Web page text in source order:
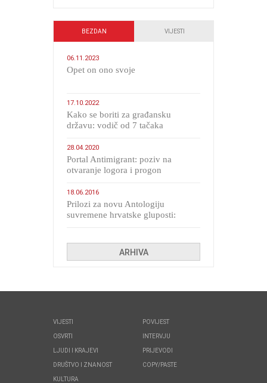
BEZDAN VIJESTI
06.11.2023
​Opet on ono svoje
17.10.2022
Kako se boriti za građansku
državu: vodič od 7 tačaka
28.04.2020
Portal Antimigrant: poziv na
otvaranje logora i progon
18.06.2016
Prilozi za novu Antologiju
suvremene hrvatske gluposti:
ARHIVA
VIJESTI
OSVRTI
LJUDI I KRAJEVI
DRUŠTVO I ZNANOST
KULTURA
POVIJEST
INTERVJU
PRIJEVODI
COPY/PASTE